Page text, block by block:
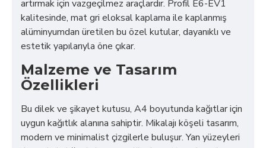
artırmak için vazgeçilmez araçlardır. Profil E6-EV1
kalitesinde, mat gri eloksal kaplama ile kaplanmış
alüminyumdan üretilen bu özel kutular, dayanıklı ve
estetik yapılarıyla öne çıkar.
Malzeme ve Tasarım
Özellikleri
Bu dilek ve şikayet kutusu, A4 boyutunda kağıtlar için
uygun kağıtlık alanına sahiptir. Mikalajı köşeli tasarım,
modern ve minimalist çizgilerle buluşur. Yan yüzeyleri